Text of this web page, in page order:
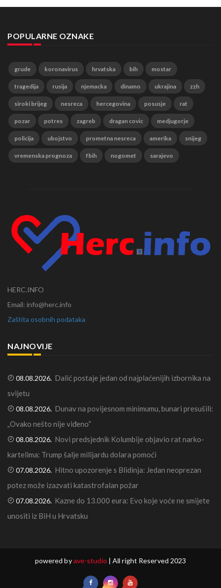
POPULARNE OZNAKE
grude koronavirus hrvatska bih mostar
tragedija rusija njemacka dinamo ukrajina zzh
siroki brijeg nesreca hercegovina posusje rat
pozar potres zagreb dragan covic medjugorje
policija ubojstvo prometna nesreca amerika snijeg
vremenska prognoza fbih nogomet sarajevo
HERC.INFO
Email: info@herc.info
Zaštita osobnih podataka
NAJNOVIJE
08.08.2026. Dalić postaje jedan od najplaćenijih izbornika na
svijetu
08.08.2026. Dunav na povijesnom minimumu, bunari presušili:
„Ovako nešto nije viđeno“
08.08.2026. Novi predsjednik Kolumbije objavio rat narko-
kartelima: Trump šalje milijardu dolara pomoći
07.08.2026. Hitno upozorenje s Blidinja: Jedan neoprezan
potez može izazvati katastrofalan požar
07.08.2026. Kazne do 13.000 eura: Evo koje voće ne smijete
unositi iz BiH u Hrvatsku
powered byave-studio | All right Reserved 2023